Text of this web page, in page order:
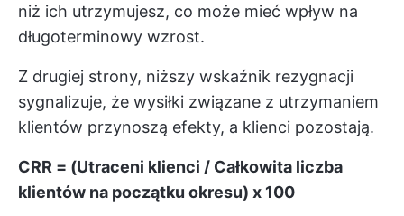
niż ich utrzymujesz, co może mieć wpływ na
długoterminowy wzrost.
Z drugiej strony, niższy wskaźnik rezygnacji
sygnalizuje, że wysiłki związane z utrzymaniem
klientów przynoszą efekty, a klienci pozostają.
CRR = (Utraceni klienci / Całkowita liczba
klientów na początku okresu) x 100